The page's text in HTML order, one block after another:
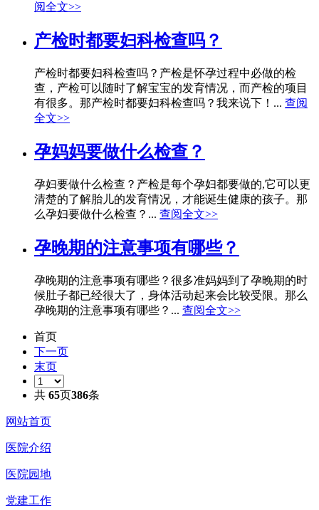
阅全文>>
产检时都要妇科检查吗？
产检时都要妇科检查吗？产检是怀孕过程中必做的检
查，产检可以随时了解宝宝的发育情况，而产检的项目
有很多。那产检时都要妇科检查吗？我来说下！... 查阅
全文>>
孕妈妈要做什么检查？
孕妇要做什么检查？产检是每个孕妇都要做的,它可以更
清楚的了解胎儿的发育情况，才能诞生健康的孩子。那
么孕妇要做什么检查？... 查阅全文>>
孕晚期的注意事项有哪些？
孕晚期的注意事项有哪些？很多准妈妈到了孕晚期的时
候肚子都已经很大了，身体活动起来会比较受限。那么
孕晚期的注意事项有哪些？... 查阅全文>>
首页
下一页
末页
共 65页386条
网站首页
医院介绍
医院园地
党建工作